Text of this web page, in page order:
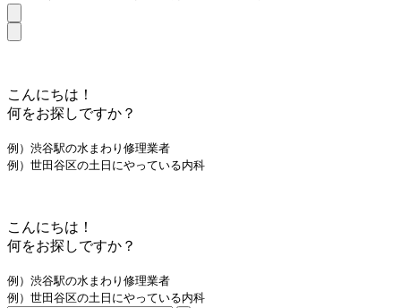
こんにちは！
何をお探しですか？
例）渋谷駅の水まわり修理業者
例）世田谷区の土日にやっている内科
こんにちは！
何をお探しですか？
例）渋谷駅の水まわり修理業者
例）世田谷区の土日にやっている内科